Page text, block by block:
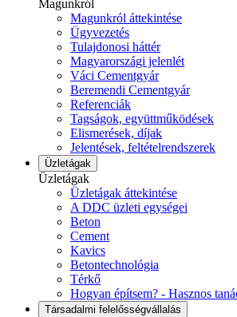
Magunkról
Magunkról áttekintése
Ügyvezetés
Tulajdonosi háttér
Magyarországi jelenlét
Váci Cementgyár
Beremendi Cementgyár
Referenciák
Tagságok, együttműködések
Elismerések, díjak
Jelentések, feltételrendszerek
Üzletágak
Üzletágak
Üzletágak áttekintése
A DDC üzleti egységei
Beton
Cement
Kavics
Betontechnológia
Térkő
Hogyan építsem? - Hasznos
Társadalmi felelősségvállalás